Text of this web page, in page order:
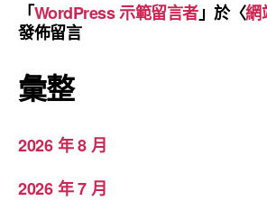
「WordPress 示範留言者」於〈網
發佈留言
彙整
2026 年 8 月
2026 年 7 月